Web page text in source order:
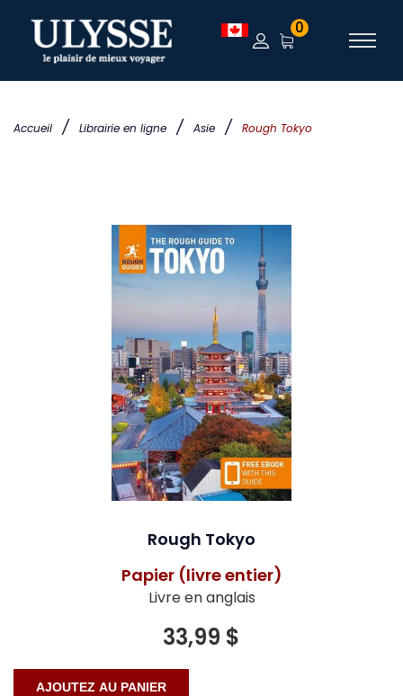
Accueil / Librairie en ligne / Asie / Rough Tokyo
0
Rough Tokyo
Papier (livre entier)
Livre en anglais
33,99 $